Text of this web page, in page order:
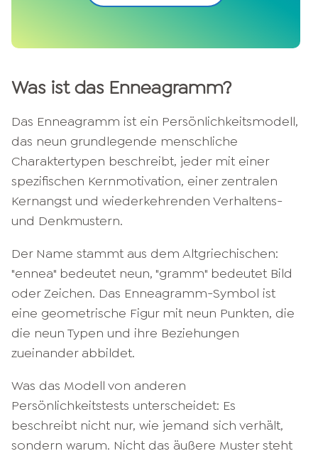
Was ist das Enneagramm?
Das Enneagramm ist ein Persönlichkeitsmodell,
das neun grundlegende menschliche
Charaktertypen beschreibt, jeder mit einer
spezifischen Kernmotivation, einer zentralen
Kernangst und wiederkehrenden Verhaltens-
und Denkmustern.
Der Name stammt aus dem Altgriechischen:
"ennea" bedeutet neun, "gramm" bedeutet Bild
oder Zeichen. Das Enneagramm-Symbol ist
eine geometrische Figur mit neun Punkten, die
die neun Typen und ihre Beziehungen
zueinander abbildet.
Was das Modell von anderen
Persönlichkeitstests unterscheidet: Es
beschreibt nicht nur, wie jemand sich verhält,
sondern warum. Nicht das äußere Muster steht